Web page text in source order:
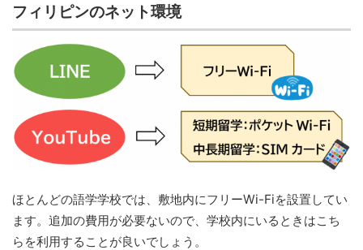
フィリピンのネット環境
ほとんどの語学学校では、敷地内にフリーWi-Fiを設置してい
ます。追加の費用が必要ないので、学校内にいるときはこち
らを利用することが良いでしょう。